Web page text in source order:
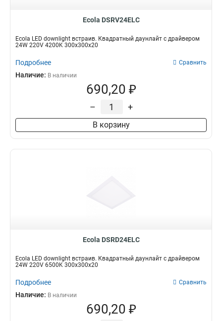
Ecola DSRV24ELC
Ecola LED downlight встраив. Квадратный даунлайт с драйвером
24W 220V 4200K 300x300x20
Подробнее Сравнить
Наличие: В наличии
690,20 ₽
– +
В корзину
Ecola DSRD24ELC
Ecola LED downlight встраив. Квадратный даунлайт с драйвером
24W 220V 6500K 300x300x20
Подробнее Сравнить
Наличие: В наличии
690,20 ₽